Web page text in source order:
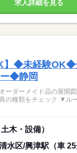
求人詳細を見る
】◆未経験OK◆
◆静岡
ーメイド品の展開図作成】 ▼
の種類をチェック ▼ル
木・設備）
水区/興津駅（車 25